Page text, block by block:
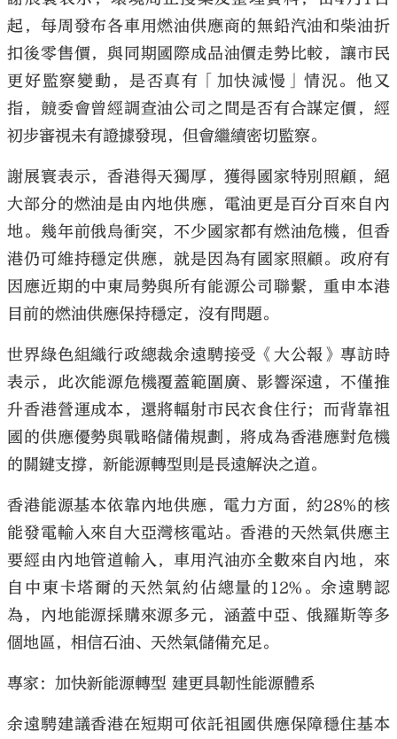
起，每周發布各車用燃油供應商的無鉛汽油和柴油折
扣後零售價，與同期國際成品油價走勢比較，讓市民
更好監察變動，是否真有「加快減慢」情況。他又
指，競委會曾經調查油公司之間是否有合謀定價，經
初步審視未有證據發現，但會繼續密切監察。
謝展寰表示，香港得天獨厚，獲得國家特別照顧，絕
大部分的燃油是由內地供應，電油更是百分百來自內
地。幾年前俄烏衝突，不少國家都有燃油危機，但香
港仍可維持穩定供應，就是因為有國家照顧。政府有
因應近期的中東局勢與所有能源公司聯繫，重申本港
目前的燃油供應保持穩定，沒有問題。
世界綠色組織行政總裁余遠騁接受《大公報》專訪時
表示，此次能源危機覆蓋範圍廣、影響深遠，不僅推
升香港營運成本，還將輻射市民衣食住行；而背靠祖
國的供應優勢與戰略儲備規劃，將成為香港應對危機
的關鍵支撐，新能源轉型則是長遠解決之道。
香港能源基本依靠內地供應，電力方面，約28%的核
能發電輸入來自大亞灣核電站。香港的天然氣供應主
要經由內地管道輸入，車用汽油亦全數來自內地，來
自中東卡塔爾的天然氣約佔總量的12%。余遠騁認
為，內地能源採購來源多元，涵蓋中亞、俄羅斯等多
個地區，相信石油、天然氣儲備充足。
專家：加快新能源轉型 建更具韌性能源體系
余遠騁建議香港在短期可依託祖國供應保障穩住基本